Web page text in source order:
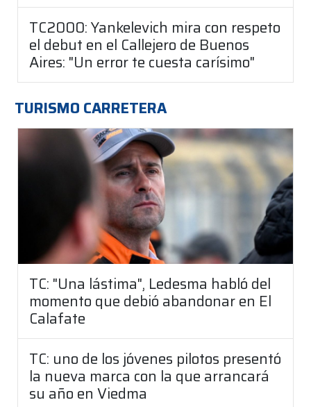
TC2000: Yankelevich mira con respeto
el debut en el Callejero de Buenos
Aires: "Un error te cuesta carísimo"
TURISMO CARRETERA
TC: "Una lástima", Ledesma habló del
momento que debió abandonar en El
Calafate
TC: uno de los jóvenes pilotos presentó
la nueva marca con la que arrancará
su año en Viedma